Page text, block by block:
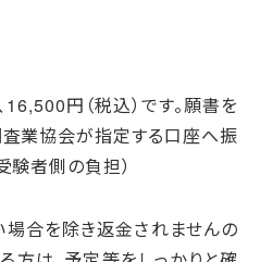
円（税込）です。願書を
業協会が指定する口座へ振
験者側の負担）
合を除き返金されませんの